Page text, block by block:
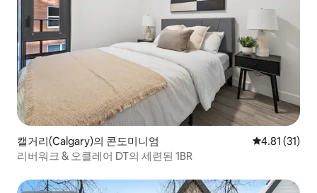
캘거리(Calgary)의 콘도미니엄 평점 4.81점
4.81 (31)
리버워크 & 오클레어 DT의 세련된 1BR